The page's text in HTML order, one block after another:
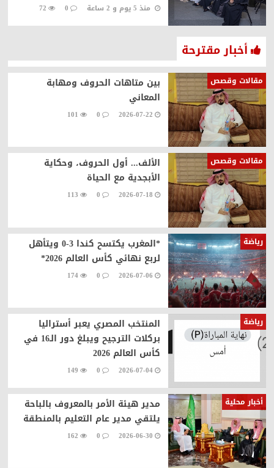
منذ 5 يوم و 2 ساعة 0
72
أخبار مقترحة
مقالات وقصص
بين متاهات الحروف ومهابة
المعاني
2026-07-22
0
101
مقالات وقصص
الألف... أول الحروف، وحكاية
الأبجدية مع الحياة
2026-07-18
0
113
رياضة
*المغرب يكتسح كندا 3-0 ويتأهل
لربع نهائي كأس العالم 2026*
2026-07-06
0
174
رياضة
المنتخب المصري يعبر أستراليا
بركلات الترجيح ويبلغ دور الـ16 في
كأس العالم 2026
2026-07-04
0
149
أخبار محلية
مدير هيئة الأمر بالمعروف بالباحة
يلتقي مدير عام التعليم بالمنطقة
2026-06-30
0
162